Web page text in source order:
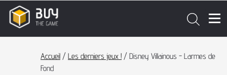
Accueil / Les derniers jeux ! / Disney Villainous - Larmes de
Fond